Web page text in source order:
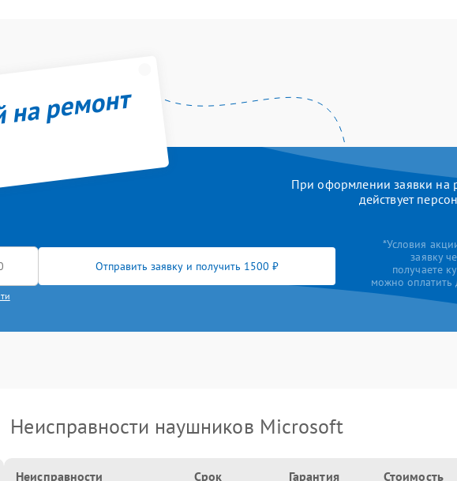
ремонт
При оформлении заявки на
действует
Отправить заявку и получить 1500 ₽
*Условия
заявку
получаете
можно оплатить
Неисправности наушников Microsoft
Неисправности Срок Гарантия Стоимость